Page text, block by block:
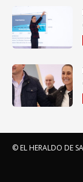
© EL HERALDO DE